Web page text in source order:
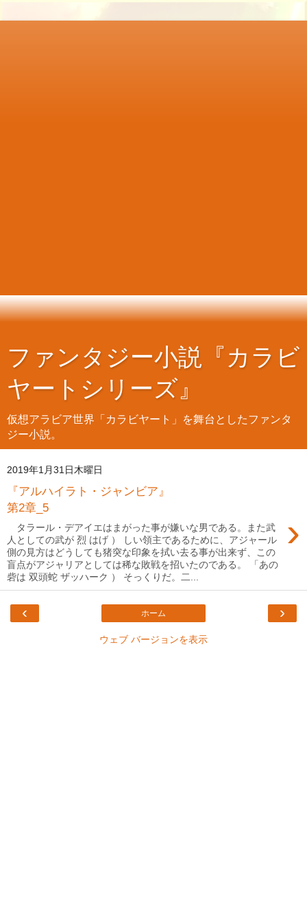
ファンタジー小説『カラビ
ヤートシリーズ』
仮想アラビア世界「カラビヤート」を舞台としたファンタ
ジー小説。
2019年1月31日木曜日
『アルハイラト・ジャンビア』
第2章_5
›
タラール・デアイエはまがった事が嫌いな男である。また武
人としての武が 烈 はげ ） しい領主であるために、アジャール
側の見方はどうしても猪突な印象を拭い去る事が出来ず、この
盲点がアジャリアとしては稀な敗戦を招いたのである。 「あの
砦は 双頭蛇 ザッハーク ） そっくりだ。二...
‹ ›
ホーム
ウェブ バージョンを表示